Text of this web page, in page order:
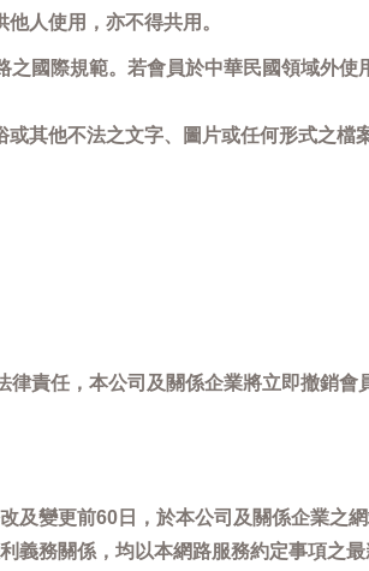
人使用，亦不得共用。
國際規範。若會員於中華民國領域外使
其他不法之文字、圖片或任何形式之檔案
責任，本公司及關係企業將立即撤銷會
及變更前60日，於本公司及關係企業之
義務關係，均以本網路服務約定事項之